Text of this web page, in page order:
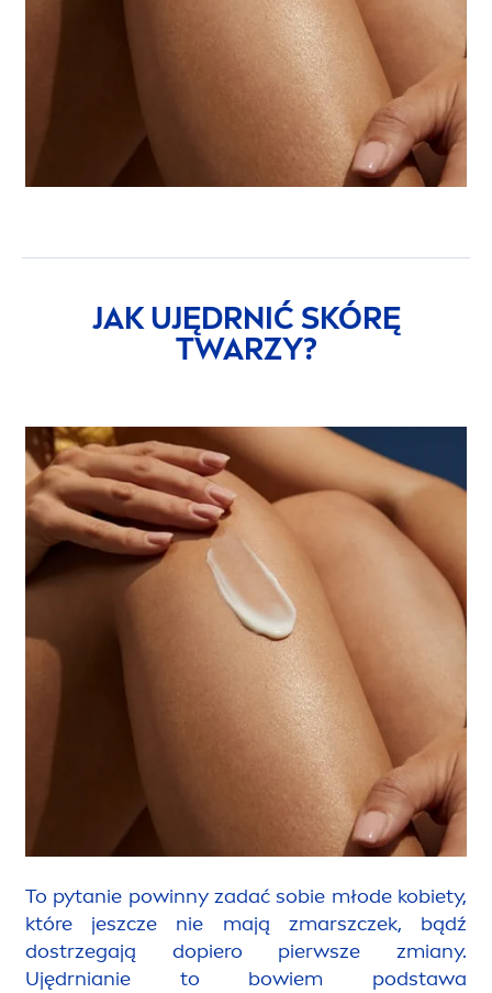
JAK UJĘDRNIĆ SKÓRĘ
TWARZY?
To pytanie powinny zadać sobie młode kobiety,
które jeszcze nie mają zmarszczek, bądź
dostrzegają dopiero pierwsze zmiany.
Ujędrnianie to bowiem podstawa